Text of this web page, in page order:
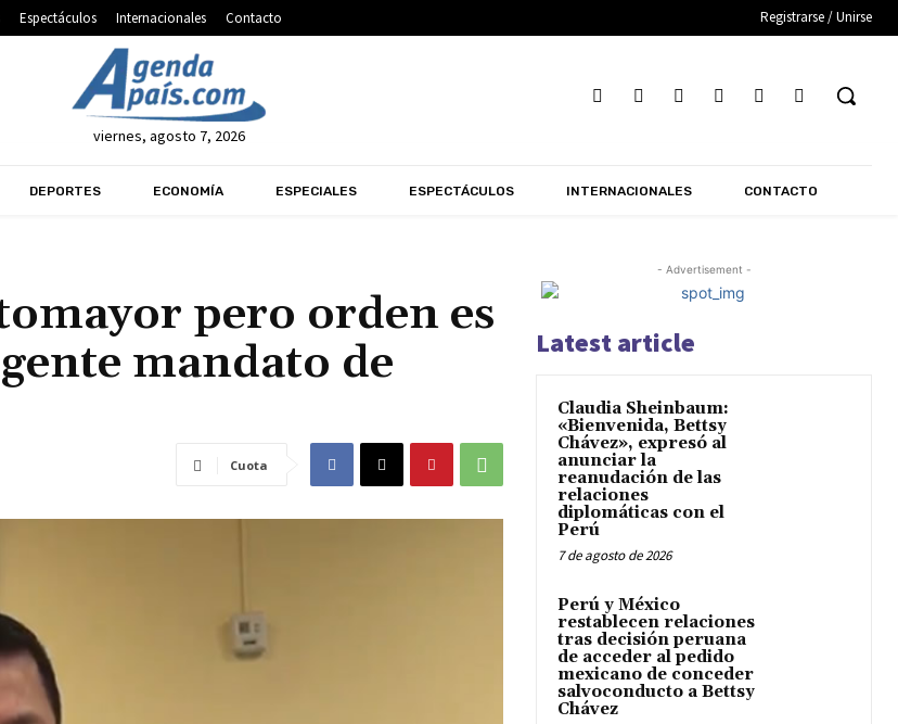
Espectáculos Internacionales Contacto Registrarse / Unirse
viernes, agosto 7, 2026
DEPORTES ECONOMÍA ESPECIALES ESPECTÁCULOS INTERNACIONALES CONTACTO
pero orden es
mandato de
Cuota
- Advertisement -
Latest article
Claudia Sheinbaum:
«Bienvenida, Bettsy
Chávez», expresó al
anunciar la
reanudación de las
relaciones
diplomáticas con el
Perú
7 de agosto de 2026
Perú y México
restablecen relaciones
tras decisión peruana
de acceder al pedido
mexicano de conceder
salvoconducto a Bettsy
Chávez